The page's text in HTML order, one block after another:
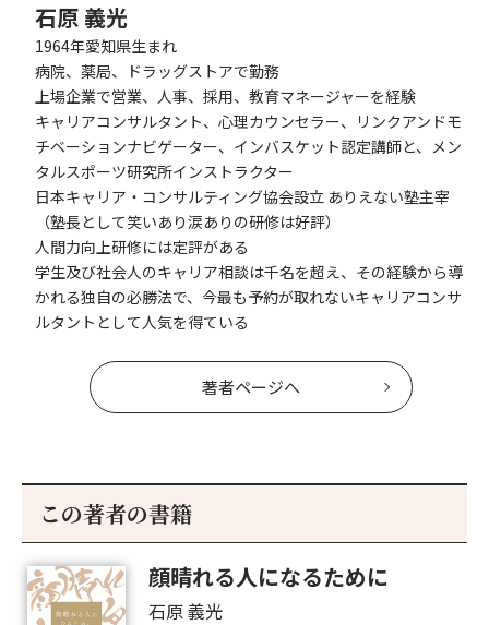
石原 義光
1964年愛知県生まれ
病院、薬局、ドラッグストアで勤務
上場企業で営業、人事、採用、教育マネージャーを経験
キャリアコンサルタント、心理カウンセラー、リンクアンドモ
チベーションナビゲーター、インバスケット認定講師と、メン
タルスポーツ研究所インストラクター
日本キャリア・コンサルティング協会設立 ありえない塾主宰
（塾長として笑いあり涙ありの研修は好評）
人間力向上研修には定評がある
学生及び社会人のキャリア相談は千名を超え、その経験から導
かれる独自の必勝法で、今最も予約が取れないキャリアコンサ
ルタントとして人気を得ている
著者ページへ
この著者の書籍
顔晴れる人になるために
石原 義光